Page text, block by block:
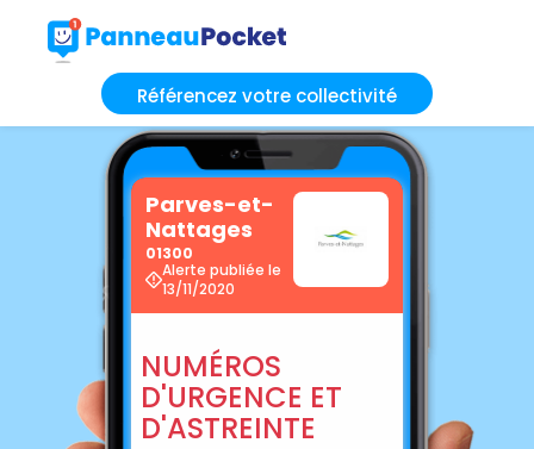
Référencez votre collectivité
Parves-et-
Nattages
01300
Alerte publiée le
13/11/2020
NUMÉROS
D'URGENCE ET
D'ASTREINTE